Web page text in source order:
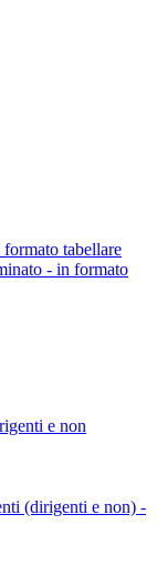
tabellare
- in formato
e non
(dirigenti e non) -